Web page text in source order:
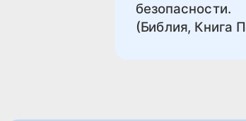
безопасности.
(Библия, Книга